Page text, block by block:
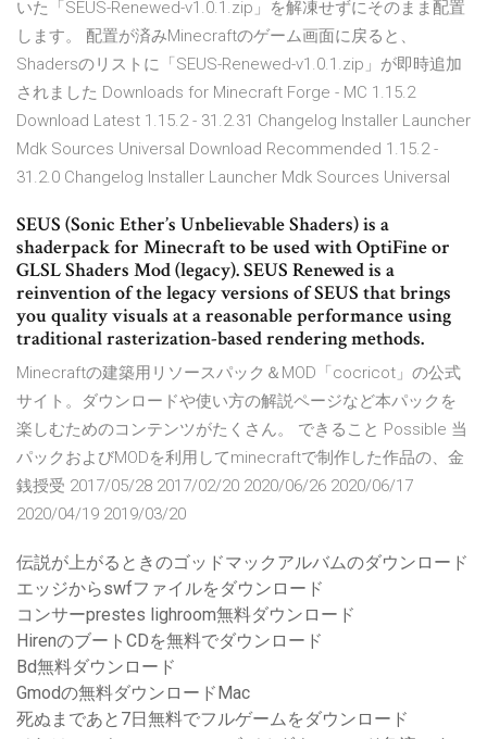
いた「SEUS-Renewed-v1.0.1.zip」を解凍せずにそのまま配置
します。 配置が済みMinecraftのゲーム画面に戻ると、
Shadersのリストに「SEUS-Renewed-v1.0.1.zip」が即時追加
されました Downloads for Minecraft Forge - MC 1.15.2
Download Latest 1.15.2 - 31.2.31 Changelog Installer Launcher
Mdk Sources Universal Download Recommended 1.15.2 -
31.2.0 Changelog Installer Launcher Mdk Sources Universal
SEUS (Sonic Ether’s Unbelievable Shaders) is a
shaderpack for Minecraft to be used with OptiFine or
GLSL Shaders Mod (legacy). SEUS Renewed is a
reinvention of the legacy versions of SEUS that brings
you quality visuals at a reasonable performance using
traditional rasterization-based rendering methods.
Minecraftの建築用リソースパック＆MOD「cocricot」の公式
サイト。ダウンロードや使い方の解説ページなど本パックを
楽しむためのコンテンツがたくさん。 できること Possible 当
パックおよびMODを利用してminecraftで制作した作品の、金
銭授受 2017/05/28 2017/02/20 2020/06/26 2020/06/17
2020/04/19 2019/03/20
伝説が上がるときのゴッドマックアルバムのダウンロード
エッジからswfファイルをダウンロード
コンサーprestes lighroom無料ダウンロード
HirenのブートCDを無料でダウンロード
Bd無料ダウンロード
Gmodの無料ダウンロードMac
死ぬまであと7日無料でフルゲームをダウンロード